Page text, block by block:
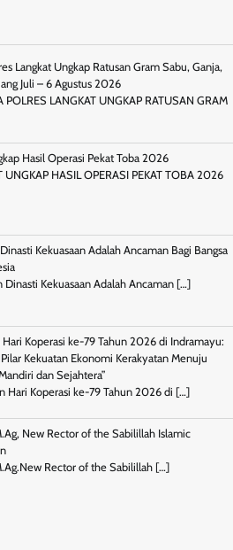
Langkat Ungkap Ratusan Gram Sabu, Ganja,
Juli – 6 Agustus 2026
POLRES LANGKAT UNGKAP RATUSAN GRAM
Hasil Operasi Pekat Toba 2026
UNGKAP HASIL OPERASI PEKAT TOBA 2026
Kekuasaan Adalah Ancaman Bagi Bangsa
Kekuasaan Adalah Ancaman […]
Hari Koperasi ke-79 Tahun 2026 di Indramayu:
Kekuatan Ekonomi Kerakyatan Menuju
dan Sejahtera”
Hari Koperasi ke-79 Tahun 2026 di […]
New Rector of the Sabilillah Islamic
Rector of the Sabilillah […]